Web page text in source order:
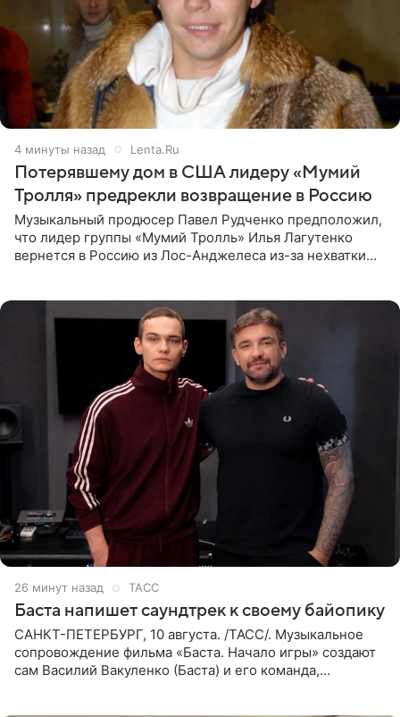
4 минуты назад Lenta.Ru
Потерявшему дом в США лидеру «Мумий
Тролля» предрекли возвращение в Россию
Музыкальный продюсер Павел Рудченко предположил,
что лидер группы «Мумий Тролль» Илья Лагутенко
вернется в Россию из Лос-Анджелеса из-за нехватки
26 минут назад ТАСС
Баста напишет саундтрек к своему байопику
САНКТ-ПЕТЕРБУРГ, 10 августа. /ТАСС/. Музыкальное
сопровождение фильма «Баста. Начало игры» создают
сам Василий Вакуленко (Баста) и его команда,